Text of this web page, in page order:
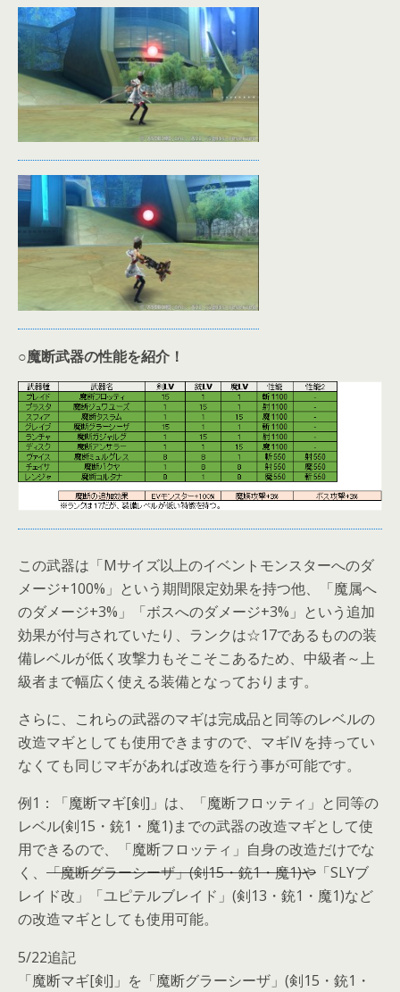
○魔断武器の性能を紹介！
この武器は「Mサイズ以上のイベントモンスターへのダ
メージ+100%」という期間限定効果を持つ他、「魔属へ
のダメージ+3%」「ボスへのダメージ+3%」という追加
効果が付与されていたり、ランクは☆17であるものの装
備レベルが低く攻撃力もそこそこあるため、中級者～上
級者まで幅広く使える装備となっております。
さらに、これらの武器のマギは完成品と同等のレベルの
改造マギとしても使用できますので、マギⅣを持ってい
なくても同じマギがあれば改造を行う事が可能です。
例1：「魔断マギ[剣]」は、「魔断フロッティ」と同等の
レベル(剣15・銃1・魔1)までの武器の改造マギとして使
用できるので、「魔断フロッティ」自身の改造だけでな
く、 「魔断グラーシーザ」(剣15・銃1・魔1)や 「SLYブ
レイド改」「ユピテルブレイド」(剣13・銃1・魔1)など
の改造マギとしても使用可能。
5/22追記
「魔断マギ[剣]」を「魔断グラーシーザ」(剣15・銃1・